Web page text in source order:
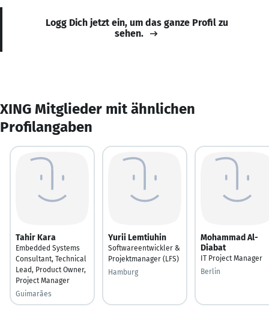
Logg Dich jetzt ein, um das ganze Profil zu
sehen.
XING Mitglieder mit ähnlichen
Profilangaben
Tahir Kara
Embedded Systems
Consultant, Technical
Lead, Product Owner,
Project Manager
Guimarães
Yurii Lemtiuhin
Softwareentwickler &
Projektmanager (LFS)
Hamburg
Mohammad Al-
Diabat
IT Project Manager
Berlin